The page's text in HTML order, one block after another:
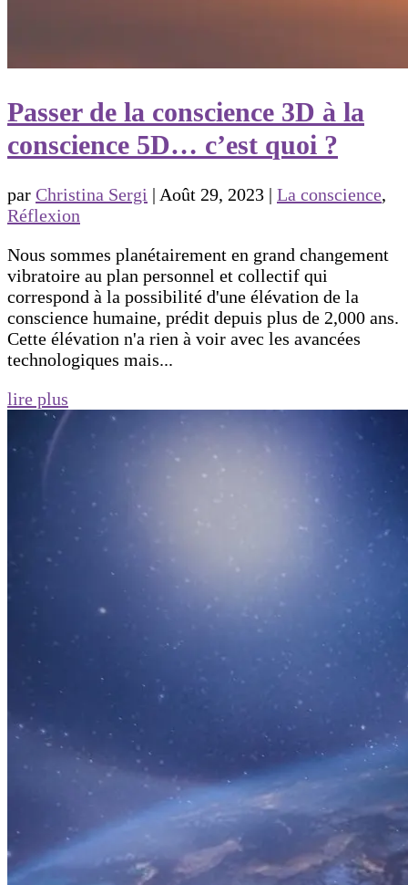
Passer de la conscience 3D à la
conscience 5D… c’est quoi ?
par Christina Sergi | Août 29, 2023 | La conscience,
Réflexion
Nous sommes planétairement en grand changement
vibratoire au plan personnel et collectif qui
correspond à la possibilité d'une élévation de la
conscience humaine, prédit depuis plus de 2,000 ans.
Cette élévation n'a rien à voir avec les avancées
technologiques mais...
lire plus